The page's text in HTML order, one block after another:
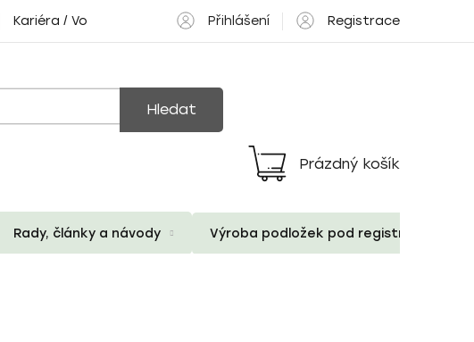
Kariéra / Volné pozice Přihlášení Registrace
Hledat
Nákupní
košík
Prázdný košík
Rady, články a návody Výroba podložek pod registrační